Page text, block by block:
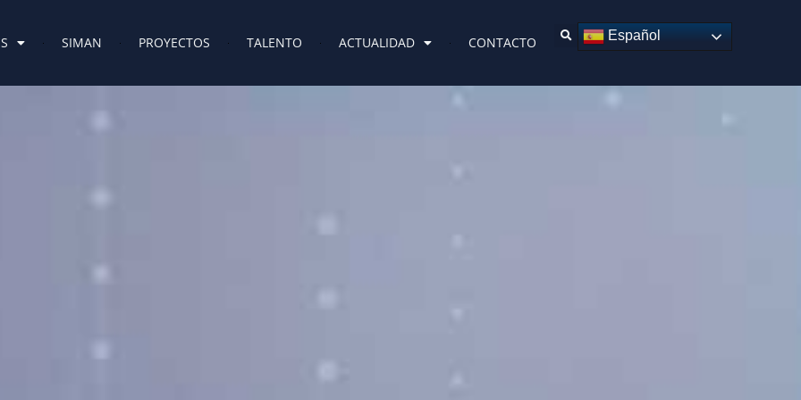
SIMAN PROYECTOS TALENTO ACTUALIDAD CONTACTO Español